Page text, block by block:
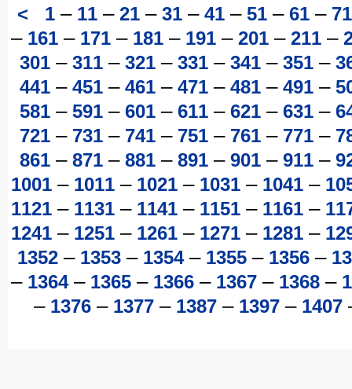
< 1 – 11 – 21 – 31 – 41 – 51 – 61 – 71
– 161 – 171 – 181 – 191 – 201 – 211 –
301– 311– 321– 331– 341– 351–
441– 451– 461– 471– 481– 491–
581– 591– 601– 611– 621– 631–
721– 731– 741– 751– 761– 771–
861– 871– 881– 891– 901– 911–
1001– 1011– 1021– 1031– 1041–
1121– 1131– 1141– 1151– 1161–
1241– 1251– 1261– 1271– 1281–
1352 – 1353 – 1354– 1355 – 1356 –
– 1364– 1365– 1366– 1367– 1368–
– 1376 – 1377 – 1387 – 1397 – 1407